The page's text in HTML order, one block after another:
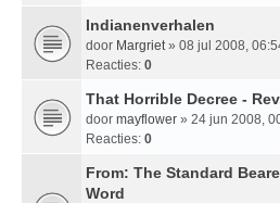
Indianenverhalen
door Margriet » 08 jul 2008,
Reacties: 0
That Horrible Decree -
door mayflower » 24 jun 2008,
Reacties: 0
From: The Standard
Word